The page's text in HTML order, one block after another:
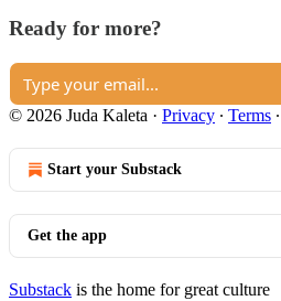
Ready for more?
© 2026 Juda Kaleta · Privacy ∙ Terms ∙
Start your Substack
Get the app
Substack is the home for great culture